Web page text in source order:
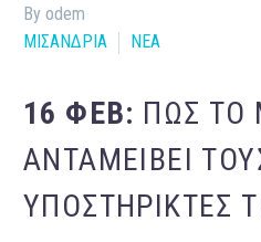
By odem
ΜΙΣΑΝΔΡΙΑ
ΝΕΑ
16 ΦΕΒ: ΠΩΣ ΤΟ
ΑΝΤΑΜΕΊΒΕΙ
ΥΠΟΣΤΗΡΙΚΤΈΣ